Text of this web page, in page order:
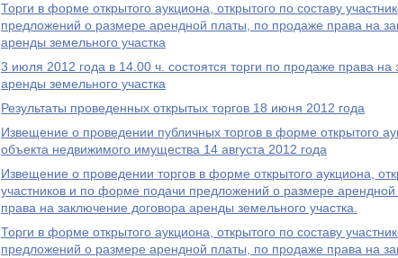
Торги в форме открытого аукциона, открытого по составу
предложений о размере арендной платы, по продаже права на
аренды земельного участка
3 июля 2012 года в 14.00 ч. состоятся торги по продаже права на
аренды земельного участка
Результаты проведенных открытых торгов 18 июня 2012 года
Извещение о проведении публичных торгов в форме открытого
объекта недвижимого имущества 14 августа 2012 года
Извещение о проведении торгов в форме открытого аукциона,
участников и по форме подачи предложений о размере
права на заключение договора аренды земельного участка.
Торги в форме открытого аукциона, открытого по составу
предложений о размере арендной платы, по продаже права на